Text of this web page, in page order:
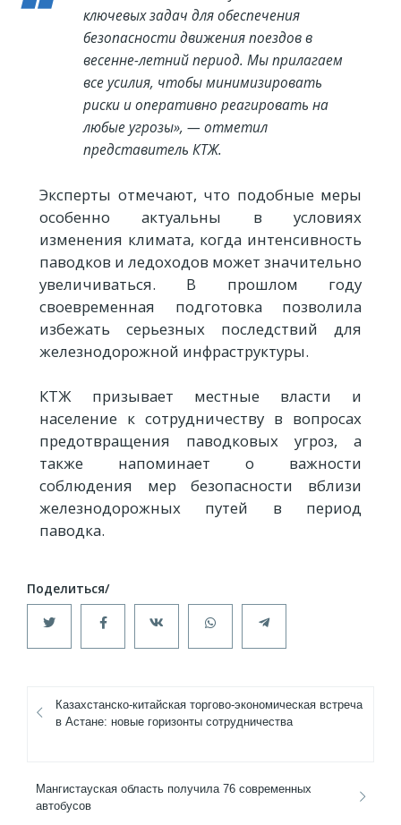
ключевых задач для обеспечения
безопасности движения поездов в
весенне-летний период. Мы прилагаем
все усилия, чтобы минимизировать
риски и оперативно реагировать на
любые угрозы», — отметил
представитель КТЖ.
Эксперты отмечают, что подобные меры
особенно актуальны в условиях
изменения климата, когда интенсивность
паводков и ледоходов может значительно
увеличиваться. В прошлом году
своевременная подготовка позволила
избежать серьезных последствий для
железнодорожной инфраструктуры.
КТЖ призывает местные власти и
население к сотрудничеству в вопросах
предотвращения паводковых угроз, а
также напоминает о важности
соблюдения мер безопасности вблизи
железнодорожных путей в период
паводка.
Казахстанско-китайская торгово-экономическая встреча
в Астане: новые горизонты сотрудничества
Мангистауская область получила 76 современных
автобусов